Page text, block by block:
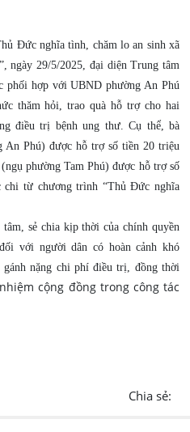
Đức nghĩa tình, chăm lo an sinh xã
ngày 29/5/2025, đại diện Trung tâm
phối hợp với UBND phường An Phú
thăm hỏi, trao quà hỗ trợ cho hai
điều trị bệnh ung thư.Cụ thể, bà
An Phú) được hỗ trợ số tiền 20 triệu
phường Tam Phú) được hỗ trợ số
từ chương trình “Thủ Đức nghĩa
sẻ chia kịp thời của chính quyền
với người dân có hoàn cảnh khó
nặng chi phí điều trị, đồng thời
cộng đồng trong công tác
Chia sẻ: